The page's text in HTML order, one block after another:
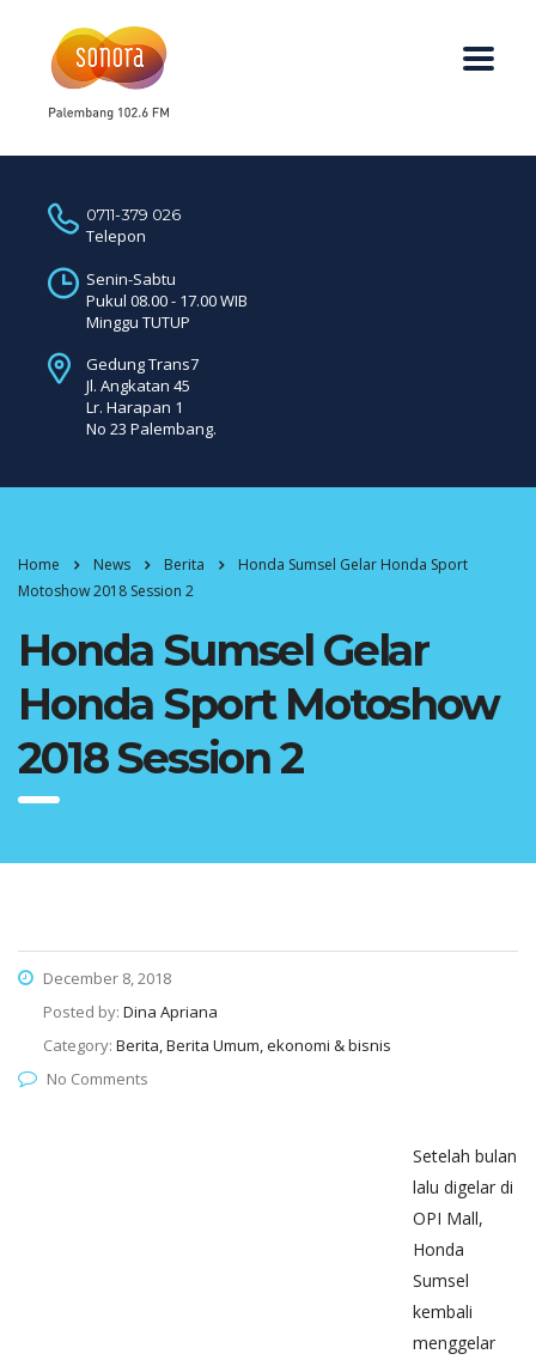
0711-379 026
Telepon
Senin-Sabtu
Pukul 08.00 - 17.00 WIB
Minggu TUTUP
Gedung Trans7
Jl. Angkatan 45
Lr. Harapan 1
No 23 Palembang.
Home News Berita
Honda Sumsel Gelar Honda Sport
Motoshow 2018 Session 2
Honda Sumsel Gelar
Honda Sport Motoshow
2018 Session 2
December 8, 2018
Posted by: Dina Apriana
Category: Berita, Berita Umum, ekonomi & bisnis
No Comments
Setelah bulan
lalu digelar di
OPI Mall,
Honda
Sumsel
kembali
menggelar